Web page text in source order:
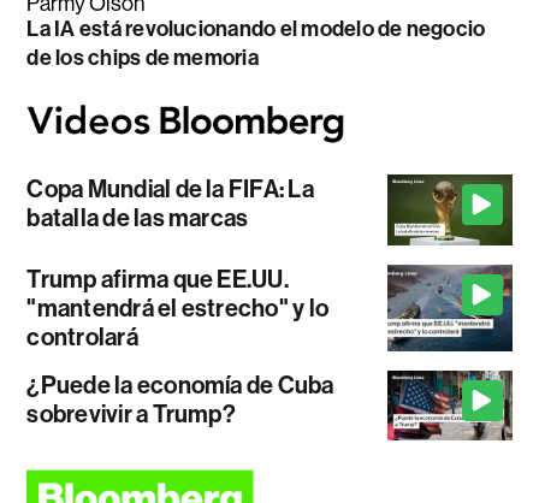
La IA está revolucionando el modelo de negocio
de los chips de memoria
Copa Mundial de la FIFA: La
batalla de las marcas
Trump afirma que EE.UU.
"mantendrá el estrecho" y lo
controlará
¿Puede la economía de Cuba
sobrevivir a Trump?